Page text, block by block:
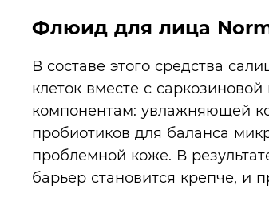
Флюид для лица
В составе этого средства
клеток вместе с
компонентам: увлажняющей
пробиотиков для баланса
проблемной коже. В
барьер становится крепче, и